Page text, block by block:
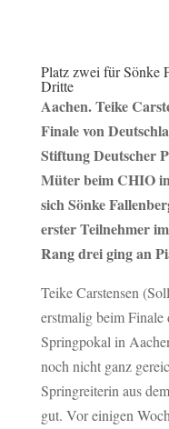
Platz zwei für Sönke
Dritte
Aachen. Teike
Finale von
Stiftung Deutscher
Müter beim CHIO
sich Sönke
erster Teilnehmer
Rang drei ging an
Teike Carstensen
erstmalig beim Finale
Springpokal in
noch nicht ganz
Springreiterin aus
gut. Vor einigen